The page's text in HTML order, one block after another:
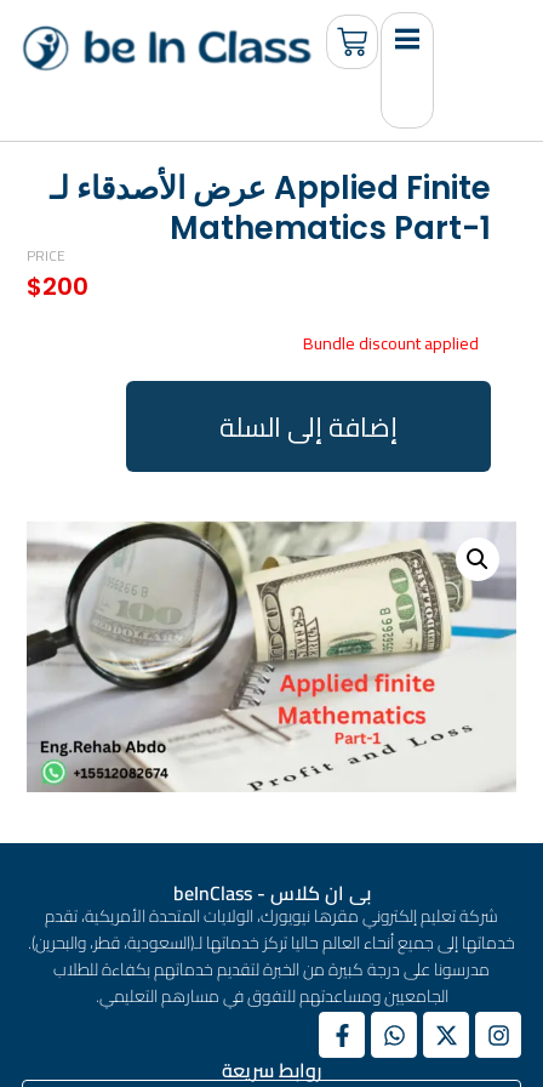
عرض الأصدقاء لـ Applied Finite
Mathematics Part-1
PRICE
$200
Bundle discount applied
إضافة إلى السلة
بى ان كلاس - beInClass
شركة تعليم إلكتروني مقرها نيويورك، الولايات المتحدة الأمريكية، تقدم
خدماتها إلى جميع أنحاء العالم حاليا تركز خدماتها لـ(السعودية، قطر، والبحرين).
مدرسونا على درجة كبيرة من الخبرة لتقديم خدماتهم بكفاءة للطلاب
الجامعيين ومساعدتهم للتفوق في مسارهم التعليمي.
روابط سريعة